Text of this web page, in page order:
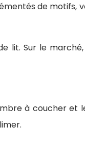
de motifs,
lit. Sur le
à coucher et